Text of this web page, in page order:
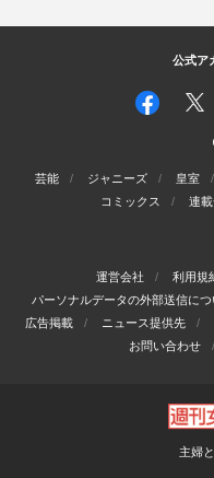
公式ア
芸能 ジャニーズ 皇室
コミックス
連
運営会社 利用規
パーソナルデータの外部送信につ
広告掲載
ニュース提供先
お問い合わせ
主婦